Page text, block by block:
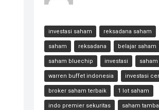
investasi saham reksadana saham
saham reksadana belajar saham
saham bluechip investasi
warren buffet indonesia investasi
broker saham terbaik 1 lot saham
indo premier sekuritas saham